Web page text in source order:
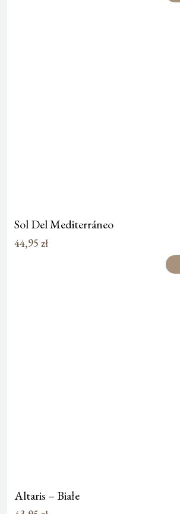
Sol Del Mediterráneo
44,95 zł
Altaris – Białe